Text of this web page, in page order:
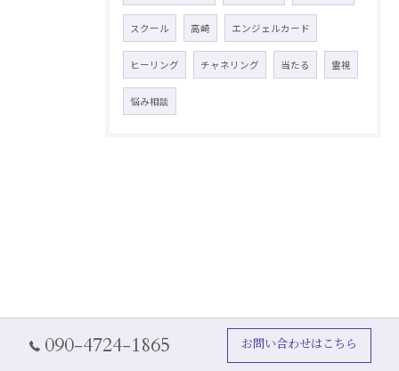
スクール 高崎 エンジェルカード
ヒーリング チャネリング 当たる 霊視
悩み相談
090-4724-1865 お問い合わせはこちら